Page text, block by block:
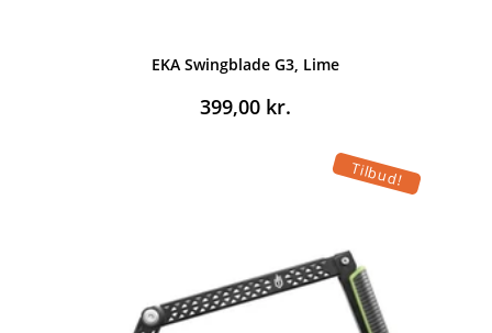
EKA Swingblade G3, Lime
399,00 kr.
Tilbud!